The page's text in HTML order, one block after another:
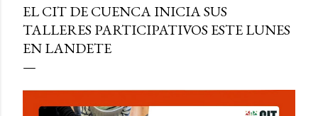
EL CIT DE CUENCA INICIA SUS
TALLERES PARTICIPATIVOS ESTE LUNES
EN LANDETE